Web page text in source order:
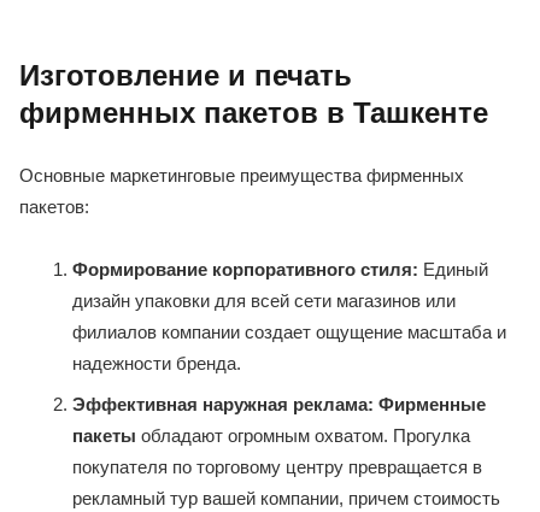
Изготовление и печать
фирменных пакетов в Ташкенте
Основные маркетинговые преимущества фирменных
пакетов:
Формирование корпоративного стиля: Единый
дизайн упаковки для всей сети магазинов или
филиалов компании создает ощущение масштаба и
надежности бренда.
Эффективная наружная реклама: Фирменные
пакеты обладают огромным охватом. Прогулка
покупателя по торговому центру превращается в
рекламный тур вашей компании, причем стоимость